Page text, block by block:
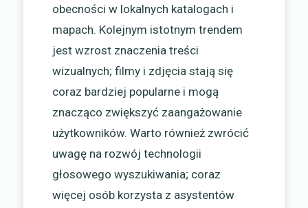
obecności w lokalnych katalogach i
mapach. Kolejnym istotnym trendem
jest wzrost znaczenia treści
wizualnych; filmy i zdjęcia stają się
coraz bardziej popularne i mogą
znacząco zwiększyć zaangażowanie
użytkowników. Warto również zwrócić
uwagę na rozwój technologii
głosowego wyszukiwania; coraz
więcej osób korzysta z asystentów